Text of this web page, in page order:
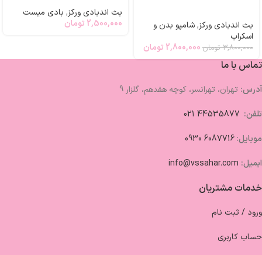
بث اندبادی ورکز,شامپو بدن و
اسکراب
3,800,000 تومان 2,800,000 تومان
بث اندبادی ورکز, بادی میست
2,500,000 تومان
تماس با ما
آدرس: تهران، تهرانسر، کوچه هفدهم، گلزار 9
تلفن:
موبایل:6087716 0930
ایمیل: info@vssahar.com
خدمات مشتریان
ورود / ثبت نام
حساب کاربری